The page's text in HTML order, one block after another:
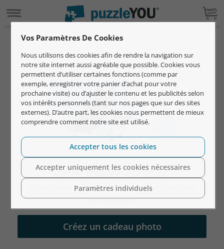
Votre panier est vide.
Vous n'avez pas encore placé d'articles dans
votre panier.
Créez un cadeau photo
Vos Paramètres De Cookies
Nous utilisons des cookies afin de rendre la navigation sur
notre site internet aussi agréable que possible. Cookies vous
permettent d’utiliser certaines fonctions (comme par
exemple, enregistrer votre panier d’achat pour votre
prochaine visite) ou d’ajuster le contenu et les publicités selon
vos intérêts personnels (tant sur nos pages que sur des sites
externes). D’autre part, les cookies nous permettent de mieux
comprendre comment notre site est utilisé.
Paramètres individuels
Accepter uniquement les cookies nécessaires
Accepter tous les cookies